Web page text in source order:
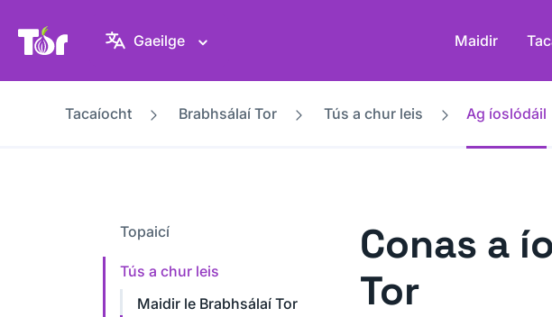
Suíomh Gréasáin Thionscadal Tor
Gaeilge Maidir
Tacaíocht Brabhsálaí Tor Tús a chur leis Ag íoslódáil
Topaicí
Tús a chur leis
Maidir le Brabhsálaí Tor
Conas a
Tor